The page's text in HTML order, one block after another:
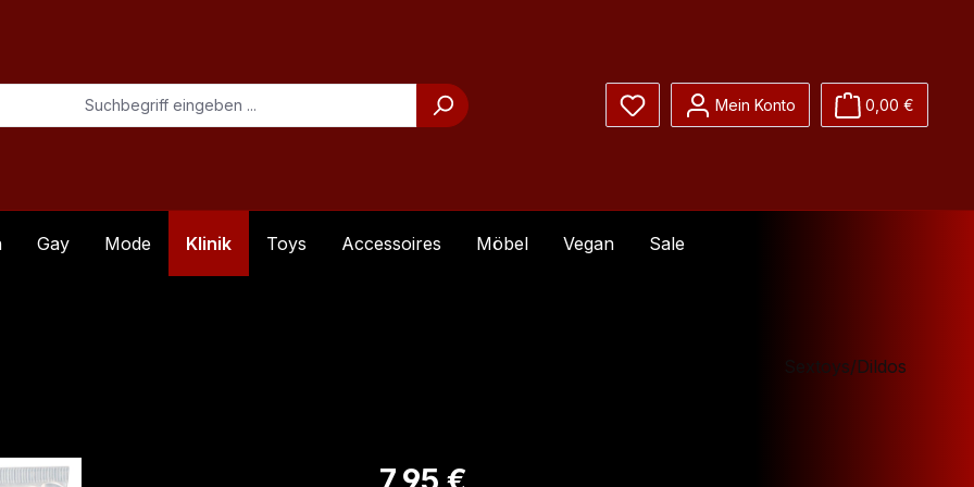
Du hast 0 Produkte auf dem Merkzettel
Mein Konto 0,00 €
Gay Mode Klinik Toys Accessoires Möbel Vegan Sale
Sextoys/Dildos
Regulärer Preis: